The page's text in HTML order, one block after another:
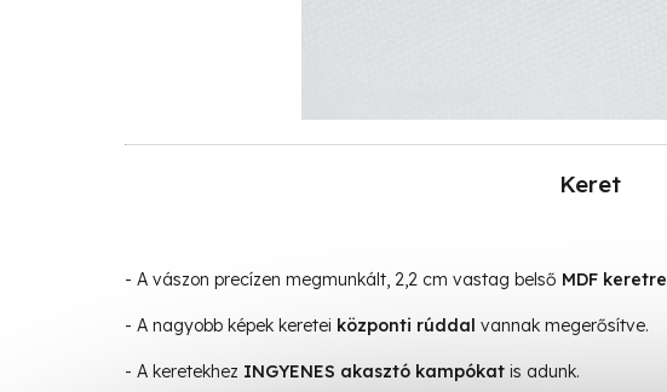
Keret
- A vászon precízen megmunkált, 2,2 cm vastag belső MDF keretre
- A nagyobb képek keretei központi rúddal vannak megerősítve.
- A keretekhez INGYENES akasztó kampókat is adunk.